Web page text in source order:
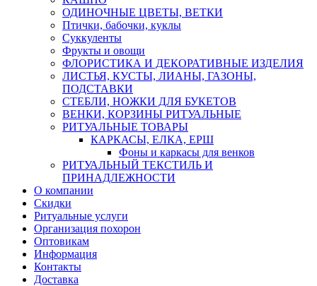
ОДИНОЧНЫЕ ЦВЕТЫ, ВЕТКИ
Птички, бабочки, куклы
Суккуленты
Фрукты и овощи
ФЛОРИСТИКА И ДЕКОРАТИВНЫЕ ИЗДЕЛИЯ
ЛИСТЬЯ, КУСТЫ, ЛИАНЫ, ГАЗОНЫ,
ПОДСТАВКИ
СТЕБЛИ, НОЖКИ ДЛЯ БУКЕТОВ
ВЕНКИ, КОРЗИНЫ РИТУАЛЬНЫЕ
РИТУАЛЬНЫЕ ТОВАРЫ
КАРКАСЫ, ЕЛКА, ЕРШ
Фоны и каркасы для венков
РИТУАЛЬНЫЙ ТЕКСТИЛЬ И
ПРИНАДЛЕЖНОСТИ
О компании
Скидки
Ритуальные услуги
Организация похорон
Оптовикам
Информация
Контакты
Доставка